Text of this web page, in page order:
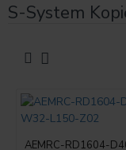
S-System